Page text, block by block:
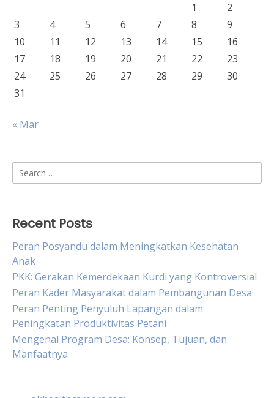
1
2
3
4 5 6 7 8
9
10
11 12 13 14 15
16
17
18 19 20 21 22
23
24
25 26 27 28 29
30
31
« Mar
Search
for:
Recent Posts
Peran Posyandu dalam Meningkatkan Kesehatan
Anak
PKK: Gerakan Kemerdekaan Kurdi yang Kontroversial
Peran Kader Masyarakat dalam Pembangunan Desa
Peran Penting Penyuluh Lapangan dalam
Peningkatan Produktivitas Petani
Mengenal Program Desa: Konsep, Tujuan, dan
Manfaatnya